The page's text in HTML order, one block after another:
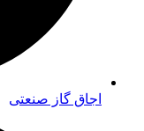
اجاق گاز صنعتی